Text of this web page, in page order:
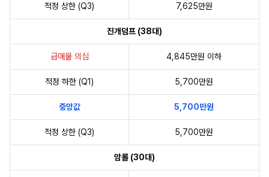
적정 상한 (Q3) 7,625만원
진개덤프 (38대)
급매물 의심 4,845만원 이하
적정 하한 (Q1) 5,700만원
중앙값 5,700만원
적정 상한 (Q3) 5,700만원
암롤 (30대)